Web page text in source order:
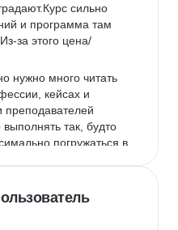
сильно
и программа там
за этого цена/
нужно много читать
кейсах и
преподавателей
так, будто
погружаться в